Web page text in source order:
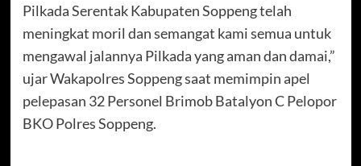
Pilkada Serentak Kabupaten Soppeng telah
meningkat moril dan semangat kami semua untuk
mengawal jalannya Pilkada yang aman dan damai,”
ujar Wakapolres Soppeng saat memimpin apel
pelepasan 32 Personel Brimob Batalyon C Pelopor
BKO Polres Soppeng.